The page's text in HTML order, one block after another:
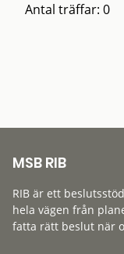
Antal träffar: 0
MSB RIB
RIB är ett
hela vägen från
fatta rätt beslut när